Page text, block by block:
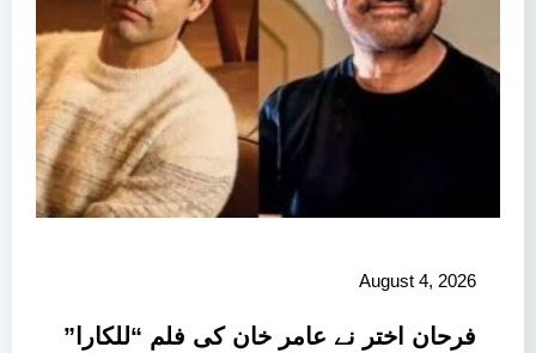
August 4, 2026
فرحان اختر نے عامر خان کی فلم “للکارا”